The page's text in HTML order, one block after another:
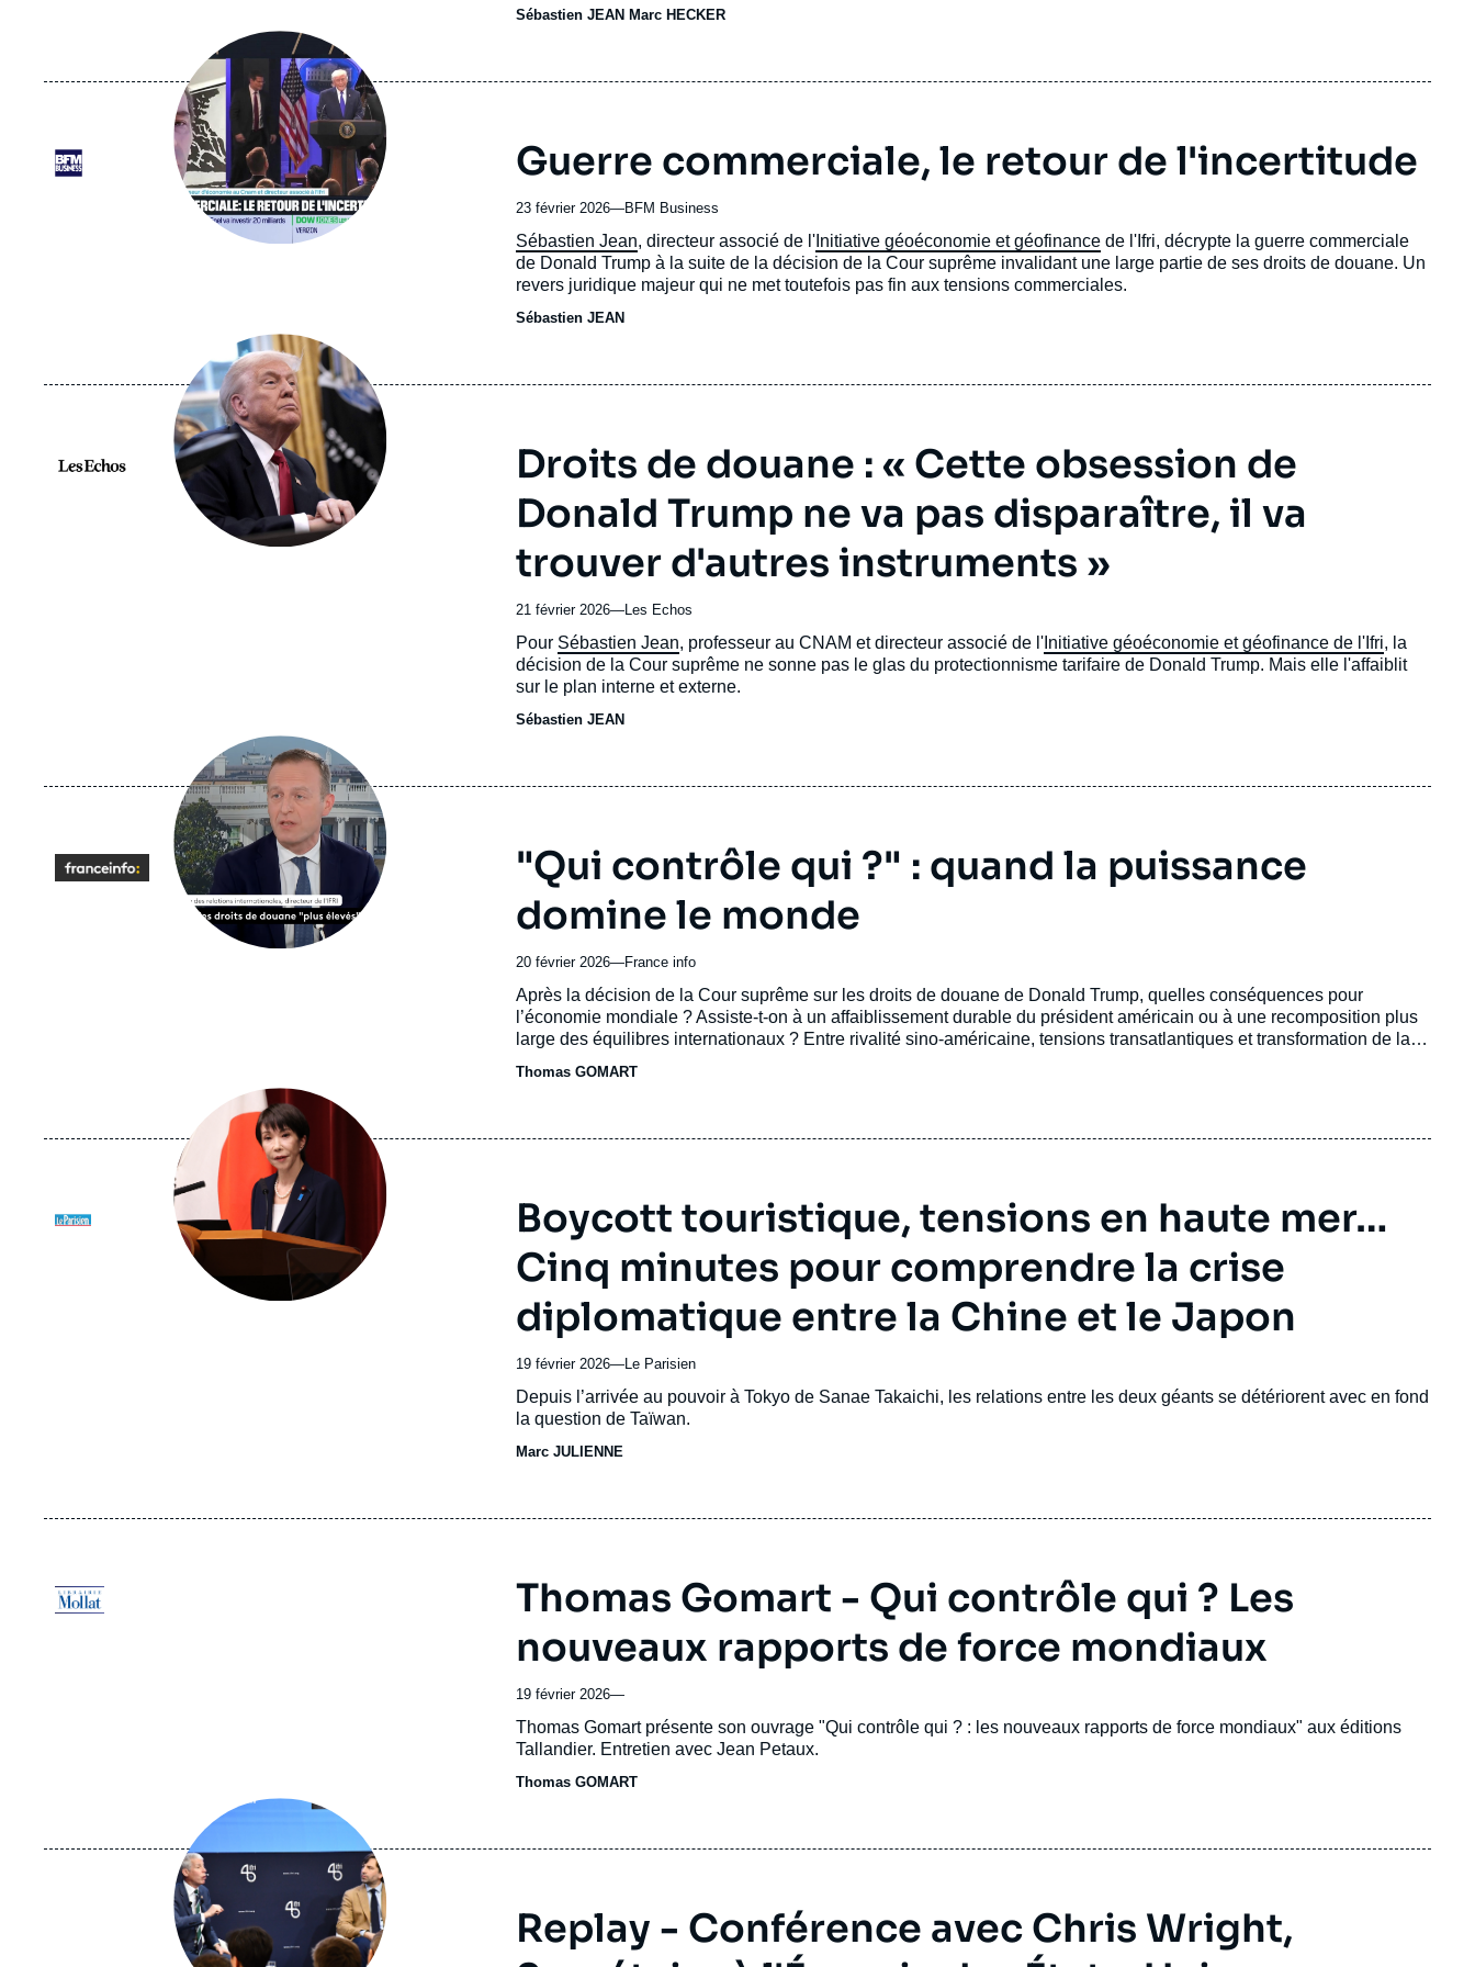
émission
dos aux règles multilatérales.
Sébastien JEAN Marc HECKER
Logo
principale
médiatique
Guerre commerciale, le retour de l'incertitude
23 février 2026—Nom
journal,
revue
ou
BFM Business
Accroche
Sébastien Jean, directeur associé de l' Initiative géoéconomie et géofinance de l'Ifri, décrypte la guerre commerciale
de Donald Trump à la suite de la décision de la Cour suprême invalidant une large partie de ses droits de douane. Un
revers juridique majeur qui ne met toutefois pas fin aux tensions commerciales.
Sébastien JEAN
Logo
principale
médiatique
Droits de douane : « Cette obsession de
Donald Trump ne va pas disparaître, il va
trouver d'autres instruments »
21 février 2026—Nom
journal,
revue
ou
Les Echos
Accroche
Pour Sébastien Jean, professeur au CNAM et directeur associé de l' Initiative géoéconomie et géofinance de l'Ifri, la
décision de la Cour suprême ne sonne pas le glas du protectionnisme tarifaire de Donald Trump. Mais elle l'affaiblit
sur le plan interne et externe.
Sébastien JEAN
Logo
principale
médiatique
"Qui contrôle qui ?" : quand la puissance
domine le monde
20 février 2026—Nom
du
journal,
revue
ou
émission
France info
Accroche
Après la décision de la Cour suprême sur les droits de douane de Donald Trump, quelles conséquences pour
l’économie mondiale ? Assiste-t-on à un affaiblissement durable du président américain ou à une recomposition plus
large des équilibres internationaux ? Entre rivalité sino-américaine, tensions transatlantiques et transformation de la
Thomas GOMART
Logo
principale
médiatique
Boycott touristique, tensions en haute mer…
Cinq minutes pour comprendre la crise
diplomatique entre la Chine et le Japon
19 février 2026—Nom
du
journal,
revue
Le Parisien
Accroche
Depuis l’arrivée au pouvoir à Tokyo de Sanae Takaichi, les relations entre les deux géants se détériorent avec en fond
la question de Taïwan.
Marc JULIENNE
Logo
Thomas Gomart - Qui contrôle qui ? Les
nouveaux rapports de force mondiaux
19 février 2026—
Accroche
Thomas Gomart présente son ouvrage "Qui contrôle qui ? : les nouveaux rapports de force mondiaux" aux éditions
Tallandier. Entretien avec Jean Petaux.
Thomas GOMART
principale
médiatique
Replay - Conférence avec Chris Wright,